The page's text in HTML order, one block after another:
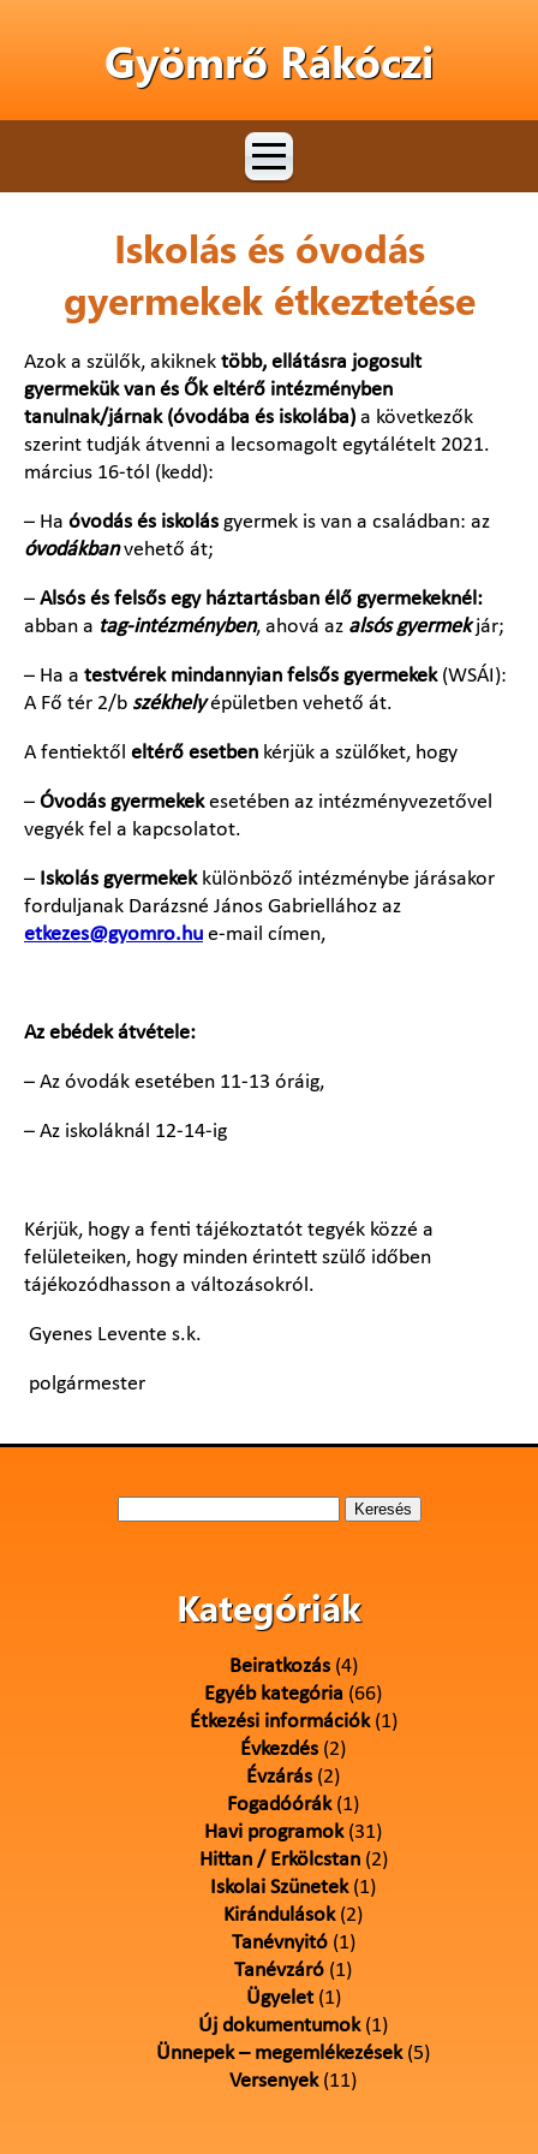
Gyömrő Rákóczi
Iskolás és óvodás
gyermekek étkeztetése
Azok a szülők, akiknek több, ellátásra jogosult
gyermekük van és Ők eltérő intézményben
tanulnak/járnak (óvodába és iskolába) a következők
szerint tudják átvenni a lecsomagolt egytálételt 2021.
március 16-tól (kedd):
– Ha óvodás és iskolás gyermek is van a családban: az
óvodákbanvehető át;
– Alsós és felsős egy háztartásban élő gyermekeknél:
abban a tag-intézményben, ahová az alsós gyermekjár;
– Ha a testvérek mindannyian felsős gyermekek (WSÁI):
A Fő tér 2/b székhelyépületben vehető át.
A fentiektől eltérő esetben kérjük a szülőket, hogy
– Óvodás gyermekekesetében az intézményvezetővel
vegyék fel a kapcsolatot.
– Iskolás gyermekekkülönböző intézménybe járásakor
forduljanak Darázsné János Gabriellához az
etkezes@gyomro.hu e-mail címen,
Az ebédek átvétele:
– Az óvodák esetében 11-13 óráig,
– Az iskoláknál 12-14-ig
Kérjük, hogy a fenti tájékoztatót tegyék közzé a
felületeiken, hogy minden érintett szülő időben
tájékozódhasson a változásokról.
Gyenes Levente s.k.
polgármester
Kategóriák
Beiratkozás(4)
Egyéb kategória (66)
Étkezési információk(1)
Évkezdés (2)
Évzárás (2)
Fogadóórák(1)
Havi programok(31)
Hittan / Erkölcstan(2)
Iskolai Szünetek(1)
Kirándulások(2)
Tanévnyitó(1)
Tanévzáró (1)
Ügyelet(1)
Új dokumentumok(1)
Ünnepek – megemlékezések(5)
Versenyek(11)